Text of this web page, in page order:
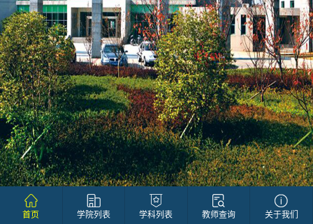
首页 学院列表 学科列表 教师查询 关于我们